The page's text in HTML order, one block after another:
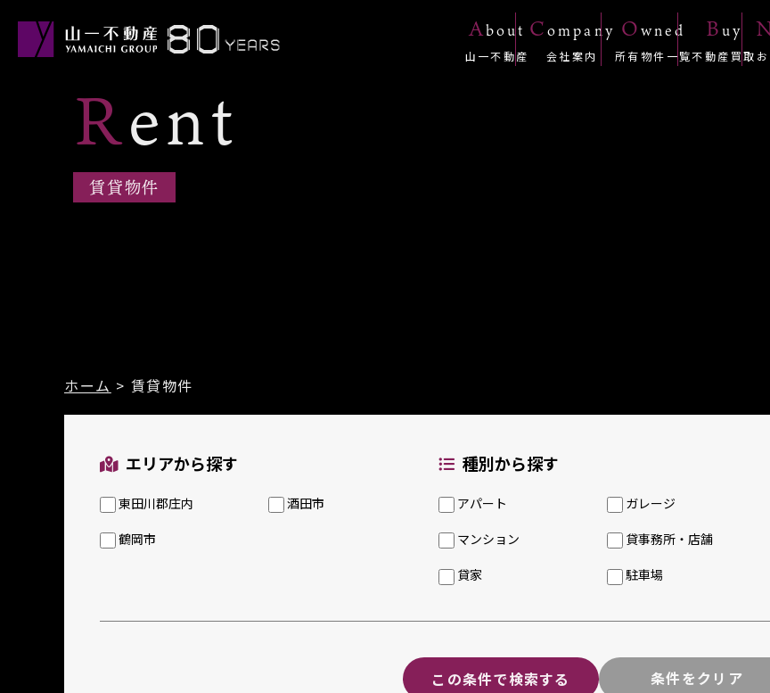
About
山一不動産
Company
会社案内
Owned
所有物件一覧
Buy
不動産買取
Rent
賃貸物件
ホーム > 賃貸物件
エリアから探す
東田川郡庄内 酒田市
鶴岡市
種別から探す
アパート ガレージ
マンション 貸事務所・店舗
貸家 駐車場
この条件で検索する 条件をクリア